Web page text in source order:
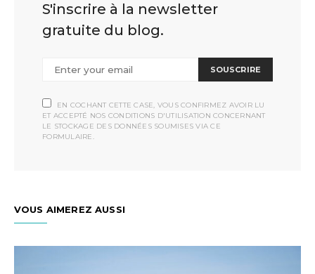
S'inscrire à la newsletter
gratuite du blog.
SOUSCRIRE
EN COCHANT CETTE CASE, VOUS CONFIRMEZ AVOIR LU
ET ACCEPTÉ NOS CONDITIONS D'UTILISATION CONCERNANT
LE STOCKAGE DES DONNÉES SOUMISES VIA CE
FORMULAIRE.
VOUS AIMEREZ AUSSI